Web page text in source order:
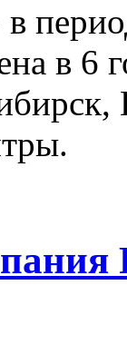
в 6